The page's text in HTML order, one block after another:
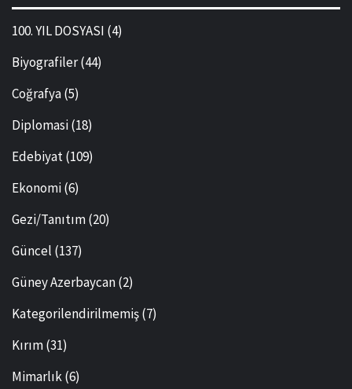
100. YIL DOSYASI (4)
Biyografiler(44)
Coğrafya(5)
Diplomasi(18)
Edebiyat(109)
Ekonomi(6)
Gezi/Tanıtım(20)
Güncel (137)
Güney Azerbaycan(2)
Kategorilendirilmemiş(7)
Kırım(31)
Mimarlık(6)